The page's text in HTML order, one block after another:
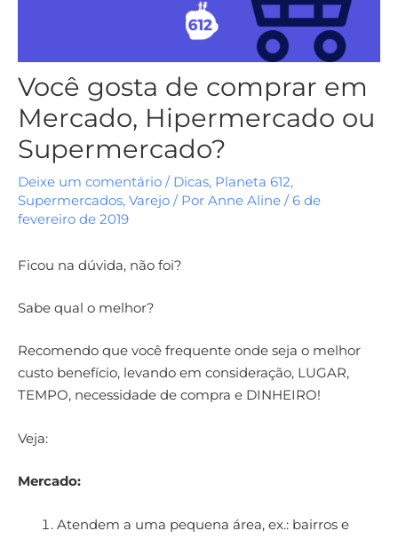
Você gosta de comprar em
Mercado, Hipermercado ou
Supermercado?
Deixe um comentário / Dicas, Planeta 612,
Supermercados, Varejo / Por Anne Aline /6 de
fevereiro de 2019
Ficou na dúvida, não foi?
Sabe qual o melhor?
Recomendo que você frequente onde seja o melhor
custo benefício, levando em consideração, LUGAR,
TEMPO, necessidade de compra e DINHEIRO!
Veja:
Mercado:
Atendem a uma pequena área, ex.: bairros e